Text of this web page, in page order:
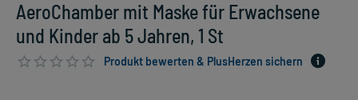
AeroChamber mit Maske für Erwachsene
und Kinder ab 5 Jahren, 1 St
Produkt bewerten & PlusHerzen sichern